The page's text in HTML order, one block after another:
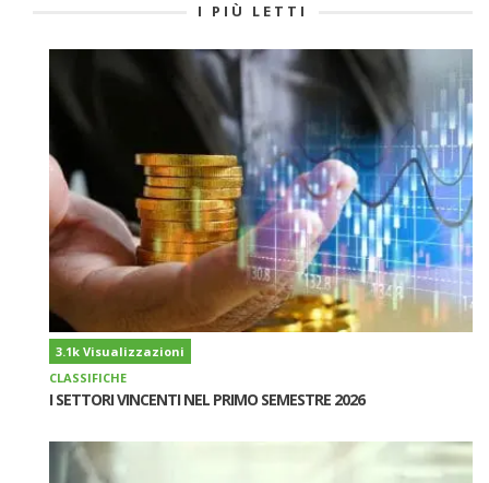
I PIÙ LETTI
3.1k Visualizzazioni
CLASSIFICHE
I SETTORI VINCENTI NEL PRIMO SEMESTRE 2026